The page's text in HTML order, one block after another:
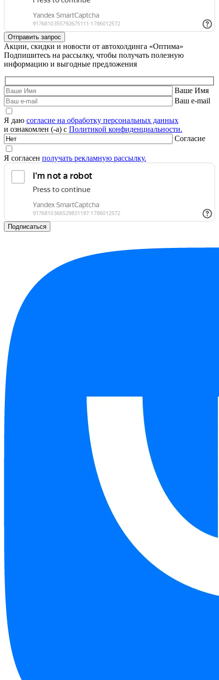
Акции, скидки и новости от автохолдинга «Оптима»
Подпишитесь на рассылку, чтобы получать полезную
информацию и выгодные предложения
Ваше Имя
Ваш e-mail
Я даю согласие на обработку персональных данных
и ознакомлен (-а) с Политикой конфиденциальности.
Согласие
Я согласен получать рекламную рассылку.